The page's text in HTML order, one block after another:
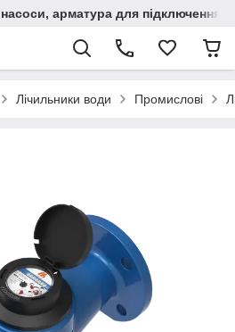
арматура для підключення,
Лічильники води Промислові